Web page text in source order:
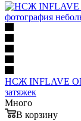
НСЖ INFLAVE
затяжек
Много
В корзину